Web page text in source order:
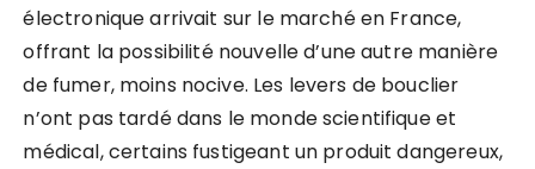
électronique arrivait sur le marché en France,
offrant la possibilité nouvelle d’une autre manière
de fumer, moins nocive. Les levers de bouclier
n’ont pas tardé dans le monde scientifique et
médical, certains fustigeant un produit dangereux,